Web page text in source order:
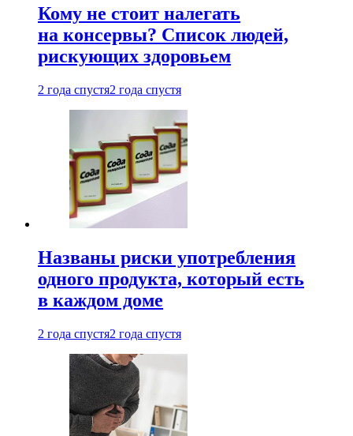
Кому не стоит налегать
на консервы? Список людей,
рискующих здоровьем
2 года спустя2 года спустя
Названы риски употребления
одного продукта, который есть
в каждом доме
2 года спустя2 года спустя